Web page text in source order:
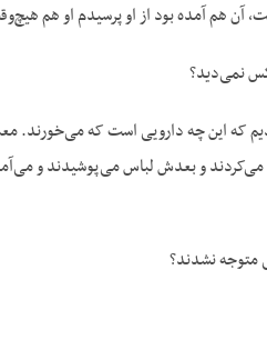
آن هم آمده بود از او پرسیدم او هم
نمی‌دید؟
که این چه دارویی است که می‌خورند.
می‌کردند و بعدش لباس می‌پوشیدند و
نشدند؟